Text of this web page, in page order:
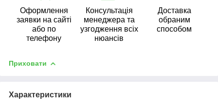
Оформлення
заявки на сайті
або по
телефону
Консультація
менеджера та
узгодження всіх
нюансів
Доставка
обраним
способом
Приховати
Характеристики